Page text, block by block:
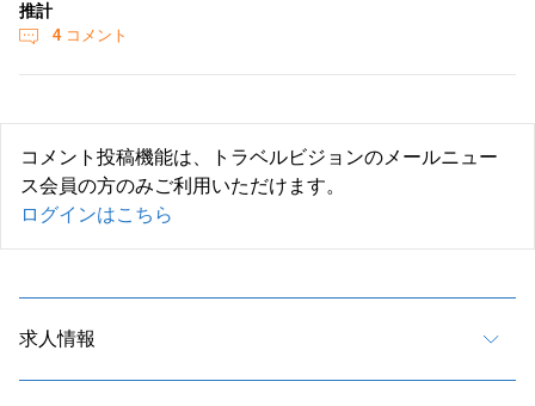
推計
4コメント
コメント投稿機能は、トラベルビジョンのメールニュー
ス会員の方のみご利用いただけます。
ログインはこちら
求人情報